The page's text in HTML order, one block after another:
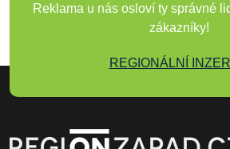
Reklama u nás osloví ty správné
zákazníky!
REGIONÁLNÍ